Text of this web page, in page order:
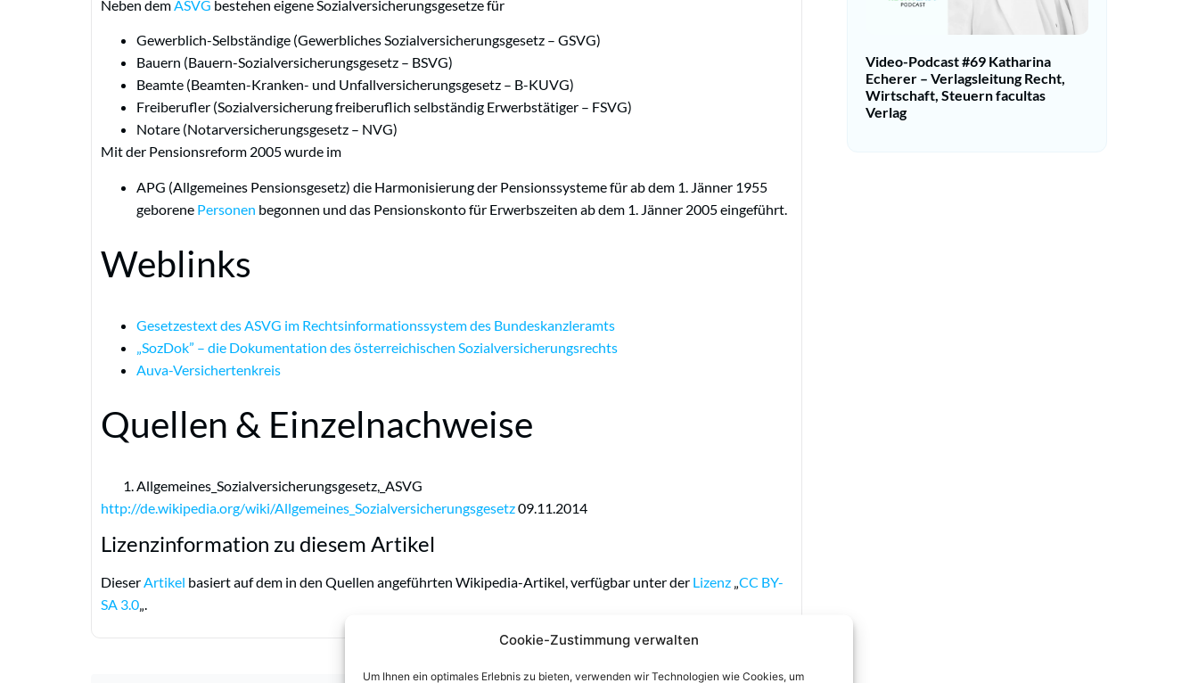
Cookie-Zustimmung verwalten
Um Ihnen ein optimales Erlebnis zu bieten, verwenden wir Technologien wie Cookies, um
Neben demASVG bestehen eigene Sozialversicherungsgesetze für
Gewerblich-Selbständige (Gewerbliches Sozialversicherungsgesetz – GSVG)
Bauern (Bauern-Sozialversicherungsgesetz – BSVG)
Beamte (Beamten-Kranken- und Unfallversicherungsgesetz – B-KUVG)
Freiberufler (Sozialversicherung freiberuflich selbständig Erwerbstätiger – FSVG)
Notare (Notarversicherungsgesetz – NVG)
Mit der Pensionsreform 2005 wurde im
APG (Allgemeines Pensionsgesetz) die Harmonisierung der Pensionssysteme für ab dem 1. Jänner 1955
geborene Personen begonnen und das Pensionskonto für Erwerbszeiten ab dem 1. Jänner 2005 eingeführt.
Weblinks
Gesetzestext des ASVG im Rechtsinformationssystem des Bundeskanzleramts
„SozDok” – die Dokumentation des österreichischen Sozialversicherungsrechts
Auva-Versichertenkreis
Quellen & Einzelnachweise
Allgemeines_Sozialversicherungsgesetz,_ASVG
http://de.wikipedia.org/wiki/Allgemeines_Sozialversicherungsgesetz09.11.2014
Lizenzinformation zu diesem Artikel
DieserArtikel basiert auf dem in den Quellen angeführten Wikipedia-Artikel, verfügbar unter der Lizenz „CC BY-
SA 3.0„.
Video-Podcast #69 Katharina
Echerer – Verlagsleitung Recht,
Wirtschaft, Steuern facultas
Verlag